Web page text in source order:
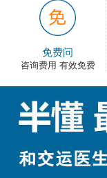
和平网友：
护士都很不
卡佛：
了，出血不多，
大叔：
很满意，有检
免费问
咨询费用 有效免费